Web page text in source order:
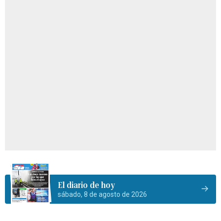
El diario de hoy
sábado, 8 de agosto de 2026